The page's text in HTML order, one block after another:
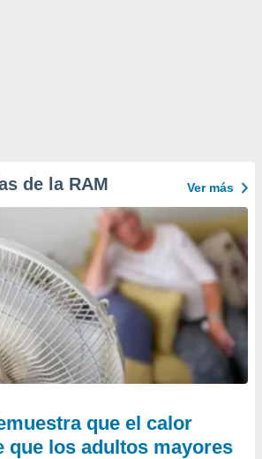
de la RAM Ver más
que el calor
que los adultos mayores